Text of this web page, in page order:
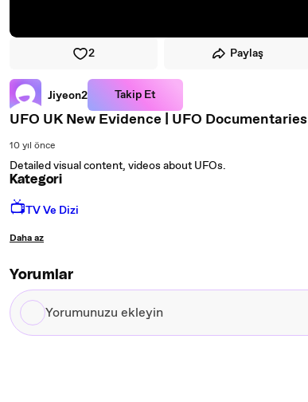
2 Paylaş
Jiyeon2 Takip Et
UFO UK New Evidence | UFO Documentaries
10 yıl önce
Detailed visual content, videos about UFOs.
Kategori
📺TV Ve Dizi
Daha az
Yorumlar
Yorumunuzu
ekleyin